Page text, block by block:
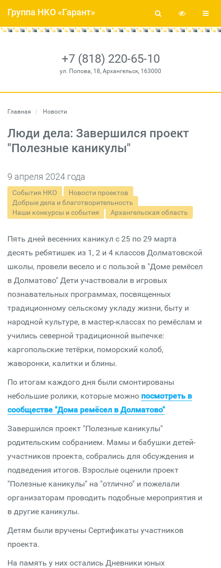
+7 (818) 220-65-10
ул. Попова, 18, Архангельск, 163000
Группа НКО «Гарант»
Главная Новости
Люди дела: Завершился проект
"Полезные каникулы"
9 апреля 2024 года
События НКО
Новости проектов
Добрые дела и благотворительность
Наши конкурсы и события
Архангельская область
Пять дней весенних каникул с 25 по 29 марта
десять ребятишек из 1, 2 и 4 классов Долматовской
школы, провели весело и с пользой в "Доме ремёсел
в Долматово" Дети участвовали в игровых
познавательных программах, посвященных
традиционному сельскому укладу жизни, быту и
народной культуре, в мастер-классах по ремёслам и
учились северной традиционной выпечке:
каргопольские тетёрки, поморский колоб,
жаворонки, калитки и блины.
По итогам каждого дня были смонтированы
небольшие ролики, которые можно посмотреть в
сообществе "Дома ремёсел в Долматово"
Завершился проект "Полезные каникулы"
родительским собранием. Мамы и бабушки детей-
участников проекта, собрались для обсуждения и
подведения итогов. Взрослые оценили проект
"Полезные каникулы" на "отлично" и пожелали
организаторам проводить подобные мероприятия и
в другие каникулы.
Детям были вручены Сертификаты участников
проекта.
На память у них остались Дневники юных